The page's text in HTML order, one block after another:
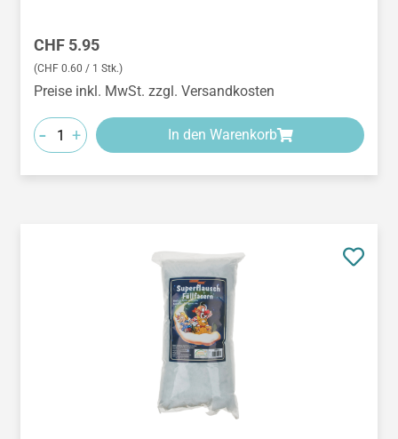
Regulärer Preis:
CHF 5.95
(CHF 0.60 / 1 Stk.)
Preise inkl. MwSt. zzgl. Versandkosten
- + In den Warenkorb